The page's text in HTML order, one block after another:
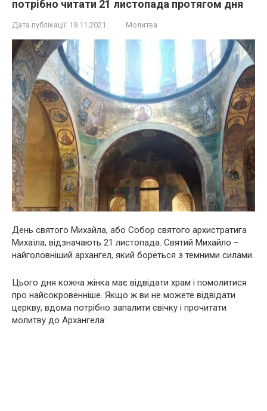
потрібно читати 21 листопада протягом дня
Дата публікації: 19.11.2021 Молитва
День святого Михайла, або Собор святого архистратига
Михаїла, відзначають 21 листопада. Святий Михайло –
найголовніший архангел, який бореться з темними силами.
Цього дня кожна жінка має відвідати храм і помолитися
про найсокровенніше. Якщо ж ви не можете відвідати
церкву, вдома потрібно запалити свічку і прочитати
молитву до Архангела: